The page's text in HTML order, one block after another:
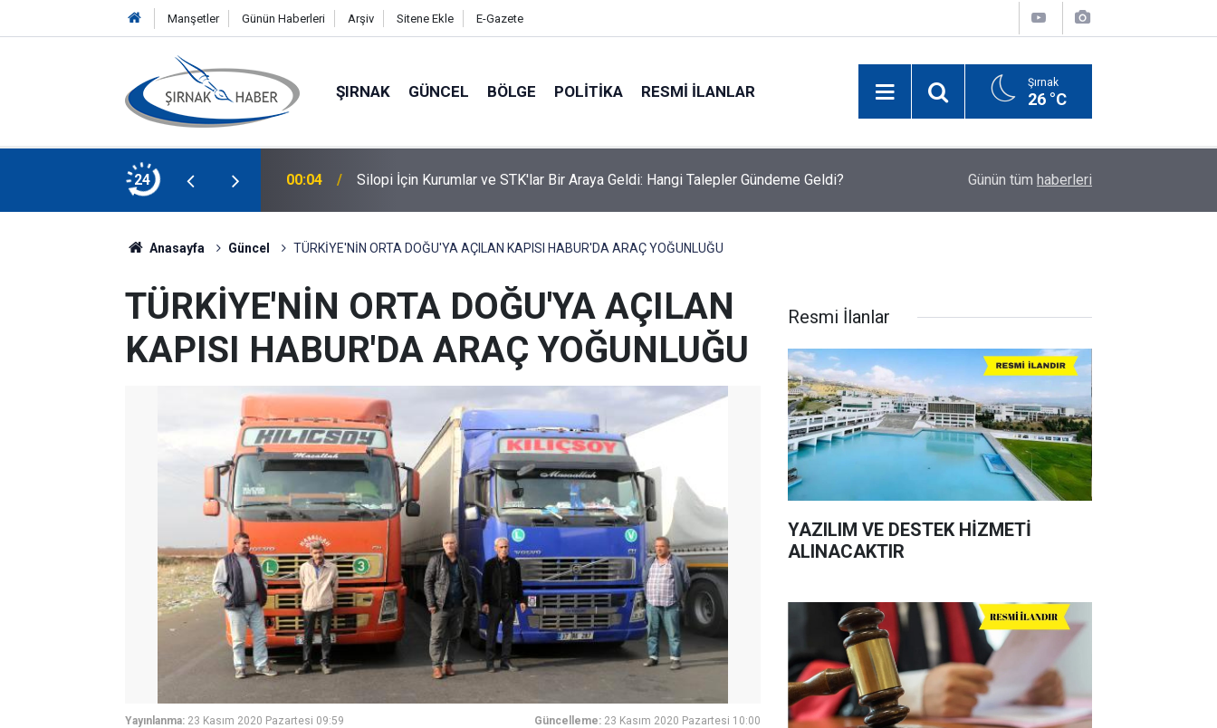
Manşetler Günün Haberleri Arşiv Sitene Ekle E-Gazete
ŞIRNAK GÜNCEL BÖLGE POLITIKA RESMI İLANLAR Şırnak
26 °C
24
Demir Bologna Üniversitesi'nde 00:04 Silopi İçin Kurumlar ve STK'lar Bir Araya Geldi: Hangi Talepler Gündeme Geldi? Cizre'de 24 Derslikli Yeni Okul Eylül Ayında
Günün tüm haberleri
Anasayfa Güncel TÜRKİYE'NİN ORTA DOĞU'YA AÇILAN KAPISI HABUR'DA ARAÇ YOĞUNLUĞU
TÜRKİYE'NİN ORTA DOĞU'YA AÇILAN
KAPISI HABUR'DA ARAÇ YOĞUNLUĞU
Yayınlanma: 23 Kasım 2020 Pazartesi 09:59 Güncelleme: 23 Kasım 2020 Pazartesi 10:00
Resmi İlanlar
YAZILIM VE DESTEK HİZMETİ
ALINACAKTIR